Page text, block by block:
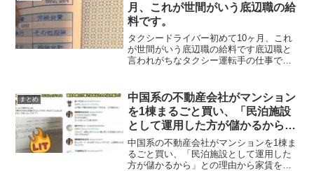
月、これが世間がいう底辺職の給
料です。
タクシードライバー初めて10ヶ月、これ
が世間がいう底辺職の給料です底辺職と
言われがちなタクシー運転手の仕事です
んでいます。底辺の仕事ねぇ…まぁ、や
り始めるまでは確かに世...
まとめ
中国系の不動産会社がマンション
を1棟まるごと買い、「民泊施設
として運用した方が儲かるから」
との理由から家賃をいきなり2倍
にして住民を追い出す事案が発生
中国系の不動産会社がマンションを1棟ま
るごと買い、「民泊施設として運用した
方が儲かるから」との理由から家賃をい